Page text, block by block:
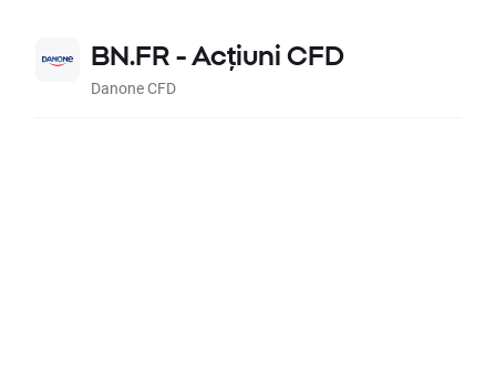
BN.FR - Acțiuni CFD
Danone CFD